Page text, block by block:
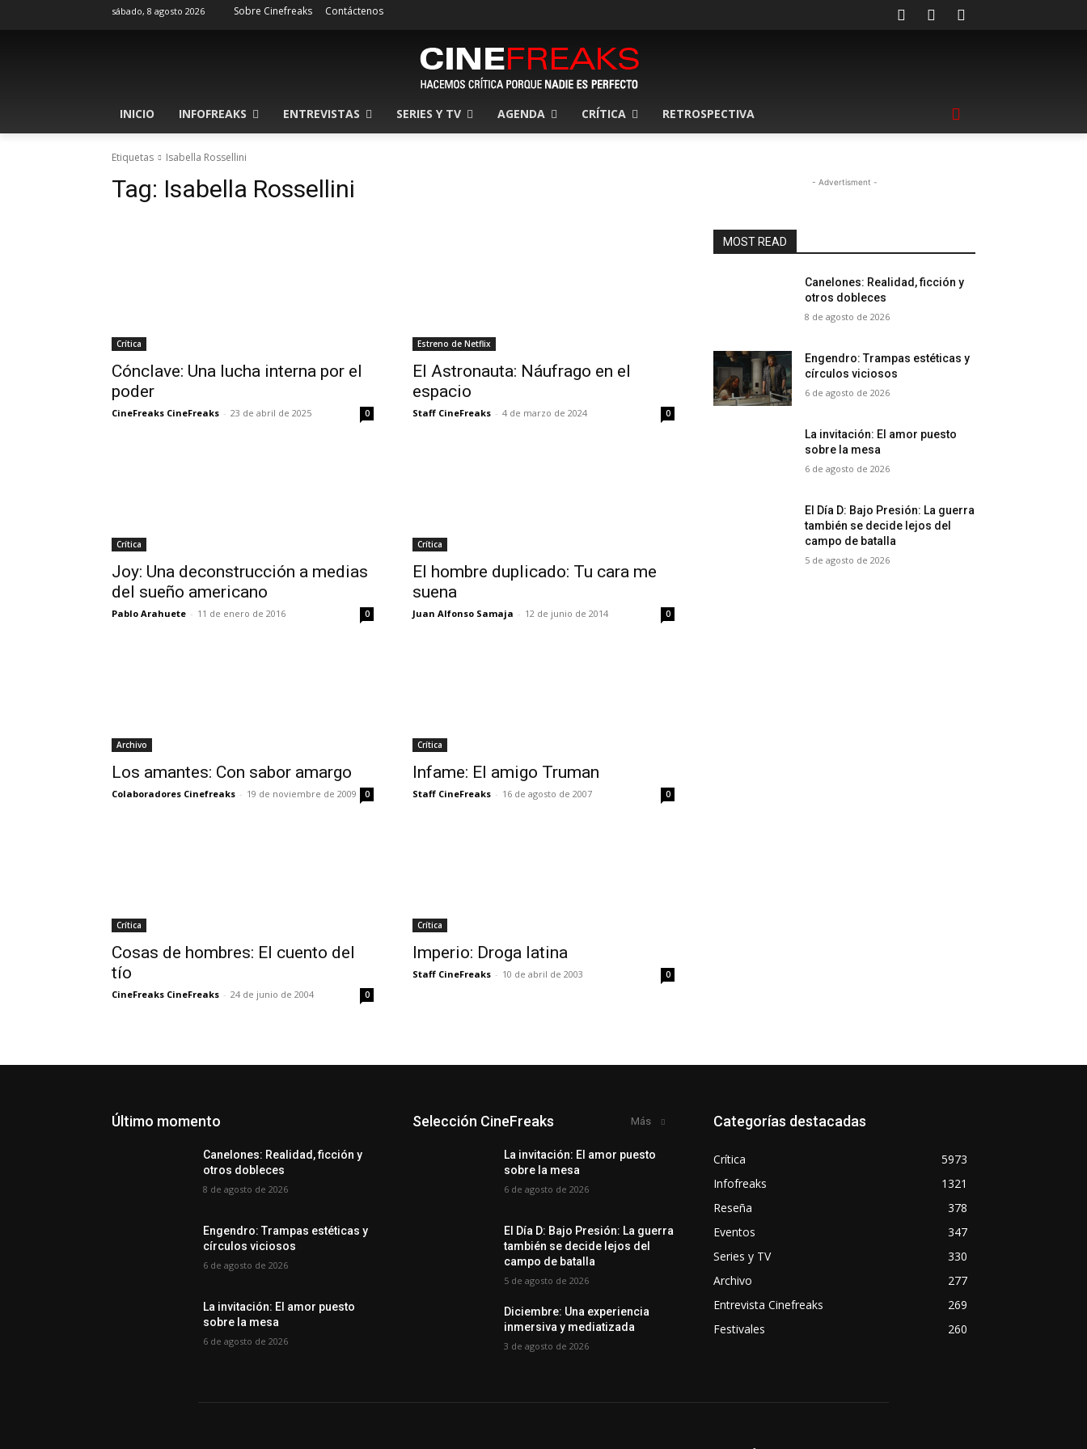
sábado, 8 agosto 2026 Sobre Cinefreaks Contáctenos
INICIO INFOFREAKS ENTREVISTAS SERIES Y TV AGENDA CRÍTICA RETROSPECTIVA
Etiquetas Isabella Rossellini
Tag: Isabella Rossellini
Crítica
Cónclave: Una lucha interna por el
poder
CineFreaks CineFreaks - 23 de abril de 2025 0
Estreno de Netflix
El Astronauta: Náufrago en el
espacio
Staff CineFreaks - 4 de marzo de 2024 0
Crítica
Joy: Una deconstrucción a medias
del sueño americano
Pablo Arahuete - 11 de enero de 2016 0
Crítica
El hombre duplicado: Tu cara me
suena
Juan Alfonso Samaja - 12 de junio de 2014 0
Archivo
Los amantes: Con sabor amargo
Colaboradores Cinefreaks - 19 de noviembre de 2009 0
Crítica
Infame: El amigo Truman
Staff CineFreaks - 16 de agosto de 2007 0
Crítica
Cosas de hombres: El cuento del
tío
CineFreaks CineFreaks - 24 de junio de 2004 0
Crítica
Imperio: Droga latina
Staff CineFreaks - 10 de abril de 2003 0
- Advertisment -
MOST READ
Canelones: Realidad, ficción y
otros dobleces
8 de agosto de 2026
Engendro: Trampas estéticas y
círculos viciosos
6 de agosto de 2026
La invitación: El amor puesto
sobre la mesa
6 de agosto de 2026
El Día D: Bajo Presión: La guerra
también se decide lejos del
campo de batalla
5 de agosto de 2026
Último momento
Canelones: Realidad, ficción y
otros dobleces
8 de agosto de 2026
Engendro: Trampas estéticas y
círculos viciosos
6 de agosto de 2026
La invitación: El amor puesto
sobre la mesa
6 de agosto de 2026
Selección CineFreaks Más
La invitación: El amor puesto
sobre la mesa
6 de agosto de 2026
El Día D: Bajo Presión: La guerra
también se decide lejos del
campo de batalla
5 de agosto de 2026
Diciembre: Una experiencia
inmersiva y mediatizada
3 de agosto de 2026
Categorías destacadas
Crítica
5973
Infofreaks
1321
Reseña
378
Eventos
347
Series y TV
330
Archivo
277
Entrevista Cinefreaks
269
Festivales
260